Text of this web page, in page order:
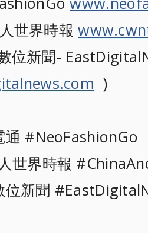
世界時報
位新聞-
)
通
人世界時報
位新聞